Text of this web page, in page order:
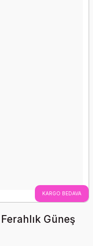
KARGO BEDAVA
Güneş